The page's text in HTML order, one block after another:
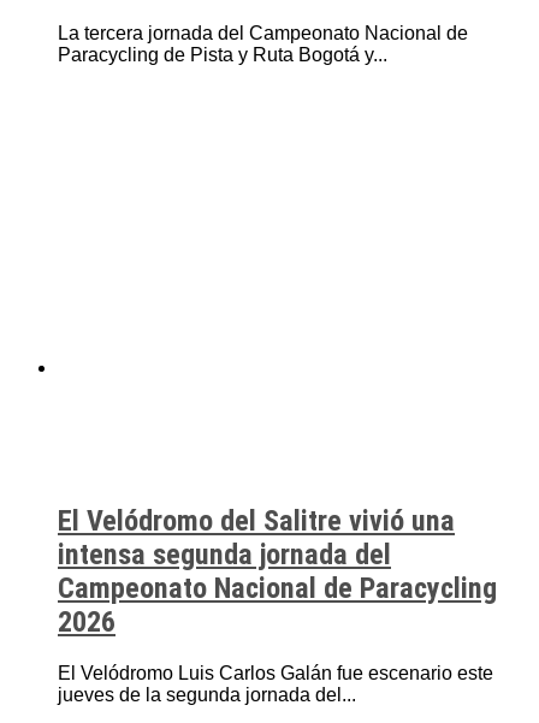
La tercera jornada del Campeonato Nacional de
Paracycling de Pista y Ruta Bogotá y...
El Velódromo del Salitre vivió una
intensa segunda jornada del
Campeonato Nacional de Paracycling
2026
El Velódromo Luis Carlos Galán fue escenario este
jueves de la segunda jornada del...